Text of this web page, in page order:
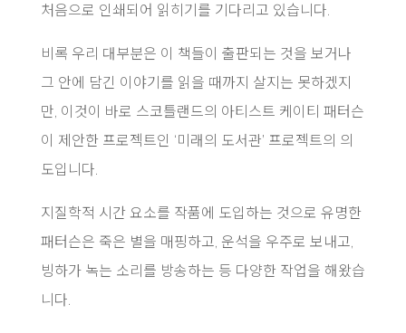
처음으로 인쇄되어 읽히기를 기다리고 있습니다.
비록 우리 대부분은 이 책들이 출판되는 것을 보거나
그 안에 담긴 이야기를 읽을 때까지 살지는 못하겠지
만, 이것이 바로 스코틀랜드의 아티스트 케이티 패터슨
이 제안한 프로젝트인 ‘미래의 도서관’ 프로젝트의 의
도입니다.
지질학적 시간 요소를 작품에 도입하는 것으로 유명한
패터슨은 죽은 별을 매핑하고, 운석을 우주로 보내고,
빙하가 녹는 소리를 방송하는 등 다양한 작업을 해왔습
니다.